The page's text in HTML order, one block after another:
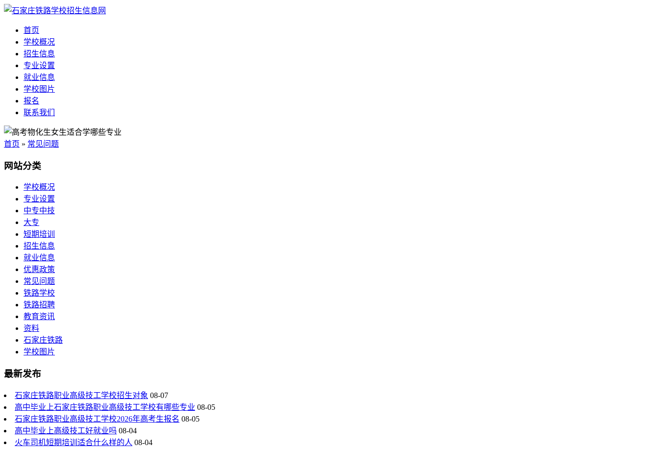
首页
学校概况
招生信息
专业设置
就业信息
学校图片
报名
联系我们
首页 » 常见问题
网站分类
学校概况
专业设置
中专中技
大专
短期培训
招生信息
就业信息
优惠政策
常见问题
铁路学校
铁路招聘
教育资讯
资料
石家庄铁路
学校图片
最新发布
石家庄铁路职业高级技工学校招生对象 08-07
高中毕业上石家庄铁路职业高级技工学校有哪些专业 08-05
石家庄铁路职业高级技工学校2026年高考生报名 08-05
高中毕业上高级技工好就业吗 08-04
火车司机短期培训适合什么样的人 08-04